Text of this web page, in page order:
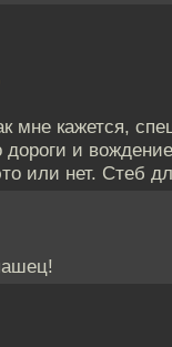
мне кажется,
дороги и
или нет. Стеб